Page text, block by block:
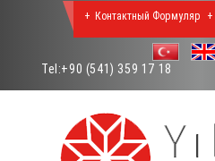
Tel:+90 (541) 359 17 18
Контактный Формуляр